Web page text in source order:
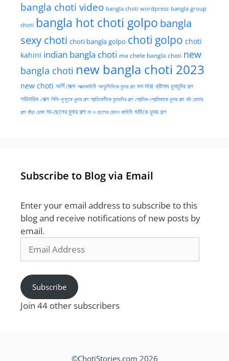
bangla choti video bangla choti wordpress bangla group
choti bangla hot choti golpo bangla
sexy choti choti bangla golpo choti golpo choti
kahini indian bangla choti ma chele bangla choti new
bangla choti new bangla choti 2023
new choti অর্গি সেক্স আত্মকাহিনী আপু/দিদিকে চুদার গল্প গুদ মারা থ্রীসাম চুদাচুদির গল্প
পারিবারিক সেক্স পিসি-ফুফুকে চুদার গল্প প্রতিবেশীকে চুদাচদির গল্প প্রেমিক-প্রেমিকাকে চুদার গল্প বউ চোদার
গল্প বাঁড়া চোষা মা-ছেলের চুদার গল্প মা ও ছেলের চোদন কাহিনী মামিকে চুদার গল্প
Subscribe to Blog via Email
Enter your email address to subscribe to this
blog and receive notifications of new posts by
email.
Address
Subscribe
Join 44 other subscribers
©ChotiStories.com 2026